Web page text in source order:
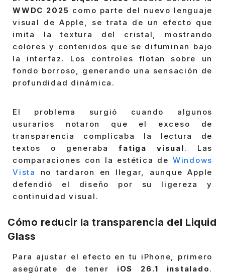
WWDC 2025 como parte del nuevo lenguaje
visual de Apple, se trata de un efecto que
imita la textura del cristal, mostrando
colores y contenidos que se difuminan bajo
la interfaz. Los controles flotan sobre un
fondo borroso, generando una sensación de
profundidad dinámica.
El problema surgió cuando algunos
usurarios notaron que el exceso de
transparencia complicaba la lectura de
textos o generaba
fatiga visual. Las
comparaciones con la estética de Windows
Vista
no tardaron en llegar, aunque Apple
defendió el diseño por su ligereza y
continuidad visual.
Cómo reducir la transparencia del Liquid
Glass
Para ajustar el efecto en tu iPhone, primero
asegúrate de tener iOS 26.1 instalado.